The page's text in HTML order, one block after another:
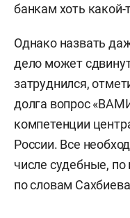
банкам хоть
Однако назвать
дело может
затруднился,
долга вопрос
компетенции
России. Все
числе судебные,
по словам